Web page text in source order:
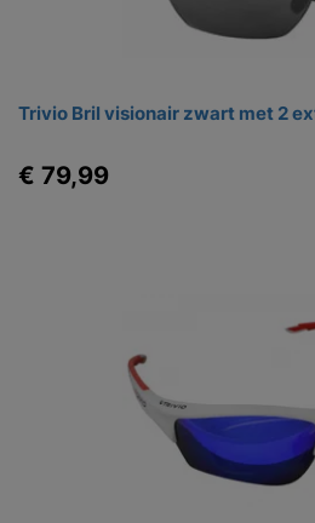
Trivio Bril visionair zwart met 2
€ 79,99